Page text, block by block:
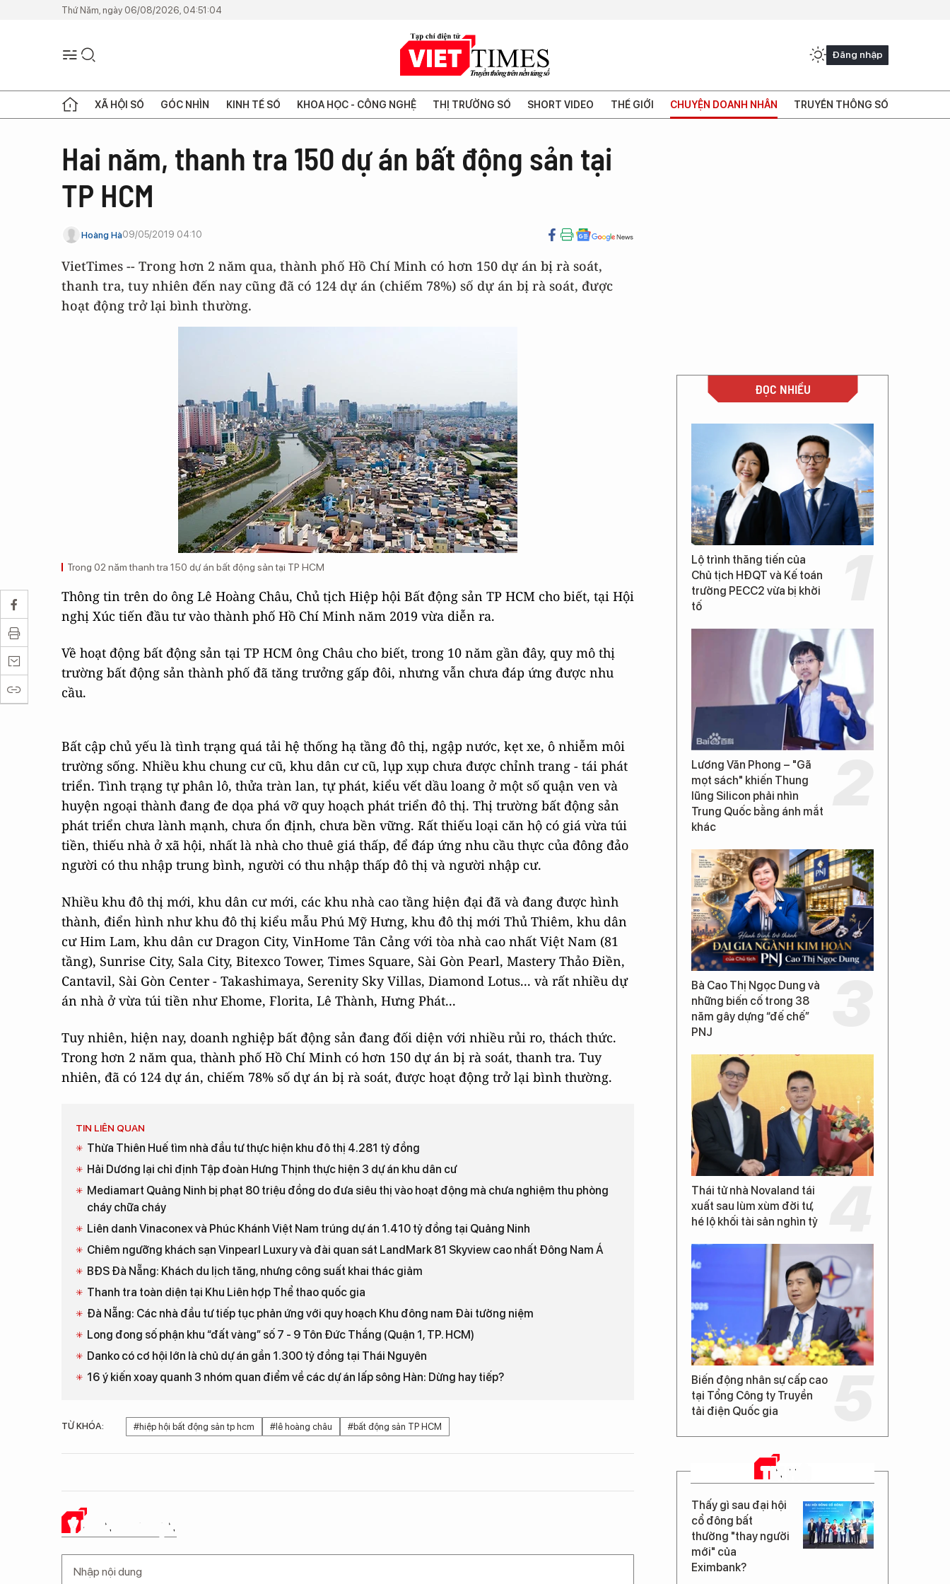
Thứ Năm, ngày 06/08/2026, 04:51:04
Đăng nhập
XÃ HỘI SỐ GÓC NHÌN KINH TẾ SỐ KHOA HỌC - CÔNG NGHỆ THỊ TRƯỜNG SỐ SHORT VIDEO THẾ GIỚI CHUYỆN DOANH NHÂN TRUYỀN THÔNG SỐ
Hai năm, thanh tra 150 dự án bất động sản tại
TP HCM
Hoàng Hà09/05/2019 04:10
VietTimes -- Trong hơn 2 năm qua, thành phố Hồ Chí Minh có hơn 150 dự án bị rà soát,
thanh tra, tuy nhiên đến nay cũng đã có 124 dự án (chiếm 78%) số dự án bị rà soát, được
hoạt động trở lại bình thường.
Trong 02 năm thanh tra 150 dự án bất động sản tại TP HCM
Thông tin trên do ông Lê Hoàng Châu, Chủ tịch Hiệp hội Bất động sản TP HCM cho biết, tại Hội
nghị Xúc tiến đầu tư vào thành phố Hồ Chí Minh năm 2019 vừa diễn ra.
Về hoạt động bất động sản tại TP HCM ông Châu cho biết, trong 10 năm gần đây, quy mô thị
trường bất động sản thành phố đã tăng trưởng gấp đôi, nhưng vẫn chưa đáp ứng được nhu
cầu.
Bất cập chủ yếu là tình trạng quá tải hệ thống hạ tầng đô thị, ngập nước, kẹt xe, ô nhiễm môi
trường sống. Nhiều khu chung cư cũ, khu dân cư cũ, lụp xụp chưa được chỉnh trang - tái phát
triển. Tình trạng tự phân lô, thửa tràn lan, tự phát, kiểu vết dầu loang ở một số quận ven và
huyện ngoại thành đang đe dọa phá vỡ quy hoạch phát triển đô thị. Thị trường bất động sản
phát triển chưa lành mạnh, chưa ổn định, chưa bền vững. Rất thiếu loại căn hộ có giá vừa túi
tiền, thiếu nhà ở xã hội, nhất là nhà cho thuê giá thấp, để đáp ứng nhu cầu thực của đông đảo
người có thu nhập trung bình, người có thu nhập thấp đô thị và người nhập cư.
Nhiều khu đô thị mới, khu dân cư mới, các khu nhà cao tầng hiện đại đã và đang được hình
thành, điển hình như khu đô thị kiểu mẫu Phú Mỹ Hưng, khu đô thị mới Thủ Thiêm, khu dân
cư Him Lam, khu dân cư Dragon City, VinHome Tân Cảng với tòa nhà cao nhất Việt Nam (81
tầng), Sunrise City, Sala City, Bitexco Tower, Times Square, Sài Gòn Pearl, Mastery Thảo Điền,
Cantavil, Sài Gòn Center - Takashimaya, Serenity Sky Villas, Diamond Lotus... và rất nhiều dự
án nhà ở vừa túi tiền như Ehome, Florita, Lê Thành, Hưng Phát...
Tuy nhiên, hiện nay, doanh nghiệp bất động sản đang đối diện với nhiều rủi ro, thách thức.
Trong hơn 2 năm qua, thành phố Hồ Chí Minh có hơn 150 dự án bị rà soát, thanh tra. Tuy
nhiên, đã có 124 dự án, chiếm 78% số dự án bị rà soát, được hoạt động trở lại bình thường.
TIN LIÊN QUAN
Thừa Thiên Huế tìm nhà đầu tư thực hiện khu đô thị 4.281 tỷ đồng
Hải Dương lại chỉ định Tập đoàn Hưng Thịnh thực hiện 3 dự án khu dân cư
Mediamart Quảng Ninh bị phạt 80 triệu đồng do đưa siêu thị vào hoạt động mà chưa nghiệm thu phòng
cháy chữa cháy
Liên danh Vinaconex và Phúc Khánh Việt Nam trúng dự án 1.410 tỷ đồng tại Quảng Ninh
Chiêm ngưỡng khách sạn Vinpearl Luxury và đài quan sát LandMark 81 Skyview cao nhất Đông Nam Á
BĐS Đà Nẵng: Khách du lịch tăng, nhưng công suất khai thác giảm
Thanh tra toàn diện tại Khu Liên hợp Thể thao quốc gia
Đà Nẵng: Các nhà đầu tư tiếp tục phản ứng với quy hoạch Khu đông nam Đài tưởng niệm
Long đong số phận khu “đất vàng” số 7 - 9 Tôn Đức Thắng (Quận 1, TP. HCM)
Danko có cơ hội lớn là chủ dự án gần 1.300 tỷ đồng tại Thái Nguyên
16 ý kiến xoay quanh 3 nhóm quan điểm về các dự án lấp sông Hàn: Dừng hay tiếp?
TỪ KHÓA: #hiệp hội bất động sản tp hcm #lê hoàng châu #bất động sản TP HCM
Ý KIẾN CỦA BẠN
ĐỌC NHIỀU
Lộ trình thăng tiến của
Chủ tịch HĐQT và Kế toán
trưởng PECC2 vừa bị khởi
tố
Lương Văn Phong – "Gã
mọt sách" khiến Thung
lũng Silicon phải nhìn
Trung Quốc bằng ánh mắt
khác
Bà Cao Thị Ngọc Dung và
những biến cố trong 38
năm gây dựng “đế chế”
PNJ
Thái tử nhà Novaland tái
xuất sau lùm xùm đời tư,
hé lộ khối tài sản nghìn tỷ
Biến động nhân sự cấp cao
tại Tổng Công ty Truyền
tải điện Quốc gia
TIN MỚI
Thấy gì sau đại hội
cổ đông bất
thường "thay người
mới" của
Eximbank?